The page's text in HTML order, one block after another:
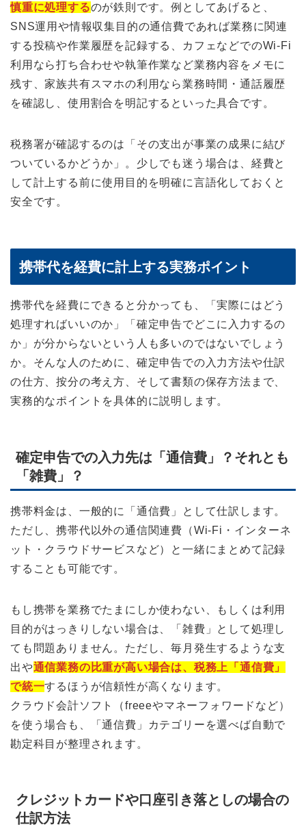
慎重に処理するのが鉄則です。例としてあげると、
SNS運用や情報収集目的の通信費であれば業務に関連
する投稿や作業履歴を記録する、カフェなどでのWi-Fi
利用なら打ち合わせや執筆作業など業務内容をメモに
残す、家族共有スマホの利用なら業務時間・通話履歴
を確認し、使用割合を明記するといった具合です。
税務署が確認するのは「その支出が事業の成果に結び
ついているかどうか」。少しでも迷う場合は、経費と
して計上する前に使用目的を明確に言語化しておくと
安全です。
携帯代を経費に計上する実務ポイント
携帯代を経費にできると分かっても、「実際にはどう
処理すればいいのか」「確定申告でどこに入力するの
か」が分からないという人も多いのではないでしょう
か。そんな人のために、確定申告での入力方法や仕訳
の仕方、按分の考え方、そして書類の保存方法まで、
実務的なポイントを具体的に説明します。
確定申告での入力先は「通信費」？それとも
「雑費」？
携帯料金は、一般的に「通信費」として仕訳します。
ただし、携帯代以外の通信関連費（Wi-Fi・インターネ
ット・クラウドサービスなど）と一緒にまとめて記録
することも可能です。
もし携帯を業務でたまにしか使わない、もしくは利用
目的がはっきりしない場合は、「雑費」として処理し
ても問題ありません。ただし、毎月発生するような支
出や通信業務の比重が高い場合は、税務上「通信費」
で統一するほうが信頼性が高くなります。
クラウド会計ソフト（freeeやマネーフォワードなど）
を使う場合も、「通信費」カテゴリーを選べば自動で
勘定科目が整理されます。
クレジットカードや口座引き落としの場合の
仕訳方法